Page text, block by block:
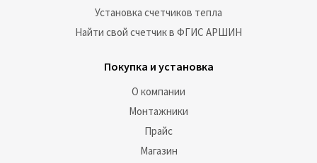
Установка счетчиков тепла
Найти свой счетчик в ФГИС АРШИН
Покупка и установка
О компании
Монтажники
Прайс
Магазин